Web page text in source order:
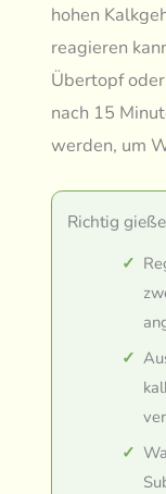
hohen
reagieren
Übertopf
nach 15
werden, um
Richtig